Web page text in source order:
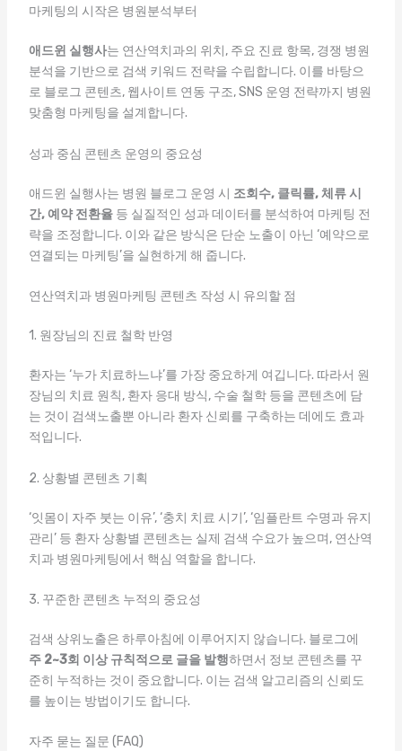
마케팅의 시작은 병원분석부터
애드윈 실행사는 연산역치과의 위치, 주요 진료 항목, 경쟁 병원
분석을 기반으로 검색 키워드 전략을 수립합니다. 이를 바탕으
로 블로그 콘텐츠, 웹사이트 연동 구조, SNS 운영 전략까지 병원
맞춤형 마케팅을 설계합니다.
성과 중심 콘텐츠 운영의 중요성
애드윈 실행사는 병원 블로그 운영 시 조회수, 클릭률, 체류 시
간, 예약 전환율등 실질적인 성과 데이터를 분석하여 마케팅 전
략을 조정합니다. 이와 같은 방식은 단순 노출이 아닌 ‘예약으로
연결되는 마케팅’을 실현하게 해 줍니다.
연산역치과 병원마케팅 콘텐츠 작성 시 유의할 점
1. 원장님의 진료 철학 반영
환자는 ‘누가 치료하느냐’를 가장 중요하게 여깁니다. 따라서 원
장님의 치료 원칙, 환자 응대 방식, 수술 철학 등을 콘텐츠에 담
는 것이 검색노출뿐 아니라 환자 신뢰를 구축하는 데에도 효과
적입니다.
2. 상황별 콘텐츠 기획
‘잇몸이 자주 붓는 이유’, ‘충치 치료 시기’, ‘임플란트 수명과 유지
관리’ 등 환자 상황별 콘텐츠는 실제 검색 수요가 높으며, 연산역
치과 병원마케팅에서 핵심 역할을 합니다.
3. 꾸준한 콘텐츠 누적의 중요성
검색 상위노출은 하루아침에 이루어지지 않습니다. 블로그에
주 2~3회 이상 규칙적으로 글을 발행하면서 정보 콘텐츠를 꾸
준히 누적하는 것이 중요합니다. 이는 검색 알고리즘의 신뢰도
를 높이는 방법이기도 합니다.
자주 묻는 질문 (FAQ)